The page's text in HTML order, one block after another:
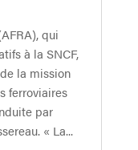
qui
à la SNCF,
la mission
ferroviaires
par
« La...